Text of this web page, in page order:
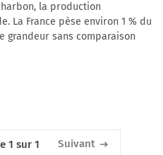
la production
La France pèse environ 1 % du
grandeur sans comparaison
1 sur 1 Suivant